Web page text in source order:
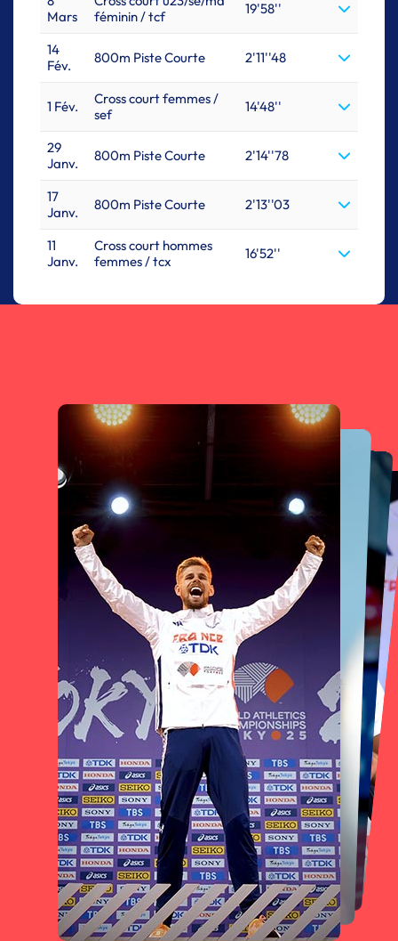
Mars
féminin / tcf
19'58''
14
Fév.
800m Piste Courte 2'11''48
1 Fév.
Cross court femmes /
sef
14'48''
29
Janv.
800m Piste Courte 2'14''78
17
Janv.
800m Piste Courte 2'13''03
11
Janv.
Cross court hommes
femmes / tcx
16'52''